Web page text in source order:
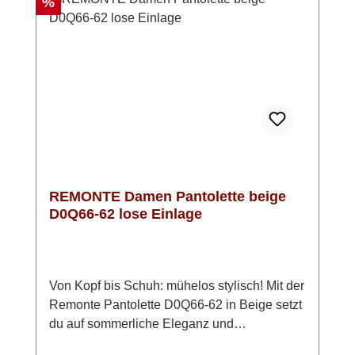
deine Füße auch nach vielen Schritten
REMONTE Damen Pantolette beige
D0Q66-62 lose Einlage
Von Kopf bis Schuh: mühelos stylisch! Mit der
Remonte Pantolette D0Q66-62 in Beige setzt
du auf sommerliche Eleganz und